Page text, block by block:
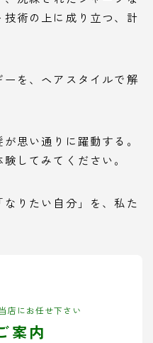
術の上に成り立つ、計
を、ヘアスタイルで解
思い通りに躍動する。
してみてください。
りたい自分」を、私た
店にお任せ下さい
案内